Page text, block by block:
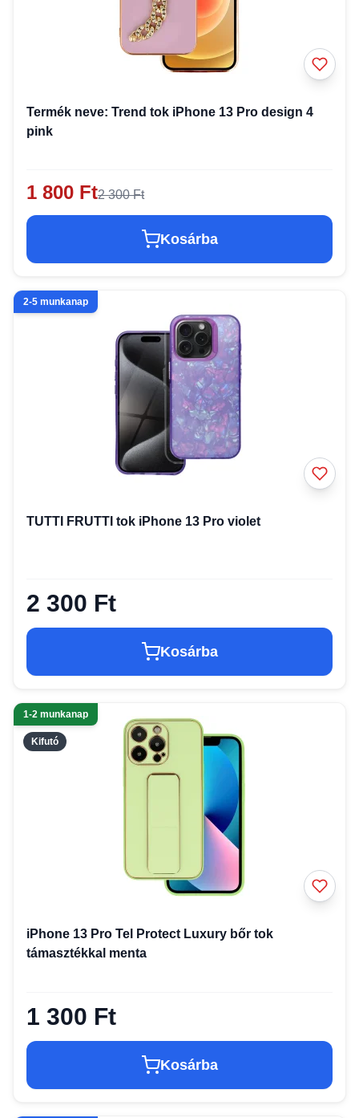
Termék neve: Trend tok iPhone 13 Pro design 4
pink
1 800 Ft2 300 Ft
Kosárba
2-5 munkanap
TUTTI FRUTTI tok iPhone 13 Pro violet
2 300 Ft
Kosárba
Kifutó
1-2 munkanap
iPhone 13 Pro Tel Protect Luxury bőr tok
támasztékkal menta
1 300 Ft
Kosárba